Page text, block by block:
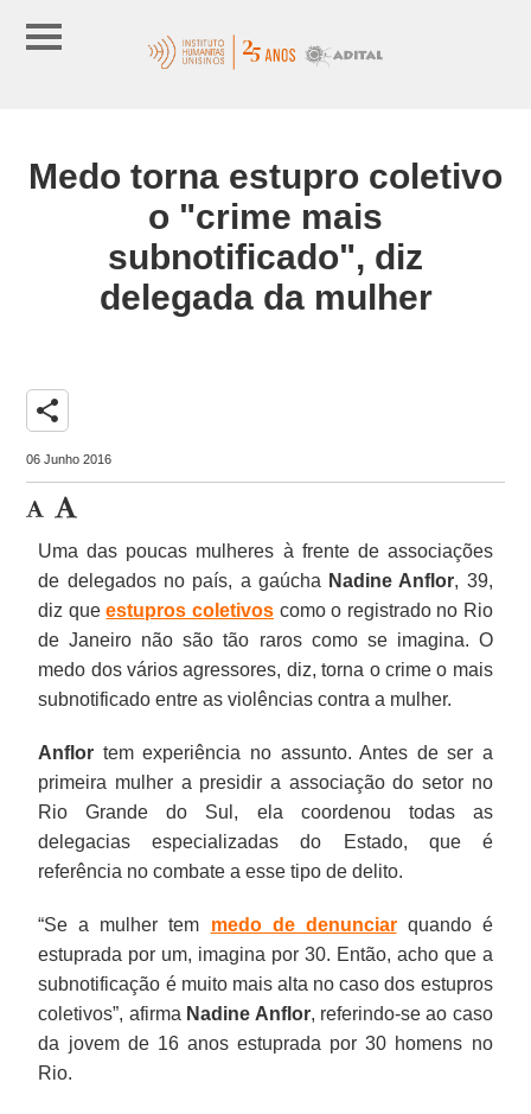
Medo torna estupro coletivo
o "crime mais
subnotificado", diz
delegada da mulher
share
06 Junho 2016
Uma das poucas mulheres à frente de associações
de delegados no país, a gaúcha Nadine Anflor, 39,
diz queestupros coletivoscomo o registrado no Rio
de Janeiro não são tão raros como se imagina. O
medo dos vários agressores, diz, torna o crime o mais
subnotificado entre as violências contra a mulher.
Anflor tem experiência no assunto. Antes de ser a
primeira mulher a presidir a associação do setor no
Rio Grande do Sul, ela coordenou todas as
delegacias especializadas do Estado, que é
referência no combate a esse tipo de delito.
“Se a mulher tem medo de denunciarquando é
estuprada por um, imagina por 30. Então, acho que a
subnotificação é muito mais alta no caso dos estupros
coletivos”, afirma Nadine Anflor, referindo-se ao caso
da jovem de 16 anos estuprada por 30 homens no
Rio.